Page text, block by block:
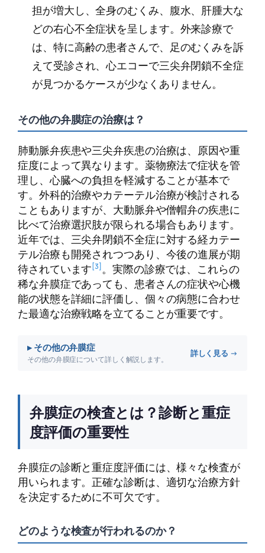
担が増大し、全身のむくみ、腹水、肝腫大な
どの右心不全症状を呈します。外来診療で
は、特に高齢の患者さんで、足のむくみを訴
えて受診され、心エコーで三尖弁閉鎖不全症
が見つかるケースが少なくありません。
その他の弁膜症の治療は？
肺動脈弁疾患や三尖弁疾患の治療は、原因や重
症度によって異なります。薬物療法で症状を管
理し、心臓への負担を軽減することが基本で
す。外科的治療やカテーテル治療が検討される
こともありますが、大動脈弁や僧帽弁の疾患に
比べて治療選択肢が限られる場合もあります。
近年では、三尖弁閉鎖不全症に対する経カテー
テル治療も開発されつつあり、今後の進展が期
待されています[3]。実際の診療では、これらの
稀な弁膜症であっても、患者さんの症状や心機
能の状態を詳細に評価し、個々の病態に合わせ
た最適な治療戦略を立てることが重要です。
▸ その他の弁膜症
その他の弁膜症について詳しく解説します。
詳しく見る →
弁膜症の検査とは？診断と重症
度評価の重要性
弁膜症の診断と重症度評価には、様々な検査が
用いられます。正確な診断は、適切な治療方針
を決定するために不可欠です。
どのような検査が行われるのか？